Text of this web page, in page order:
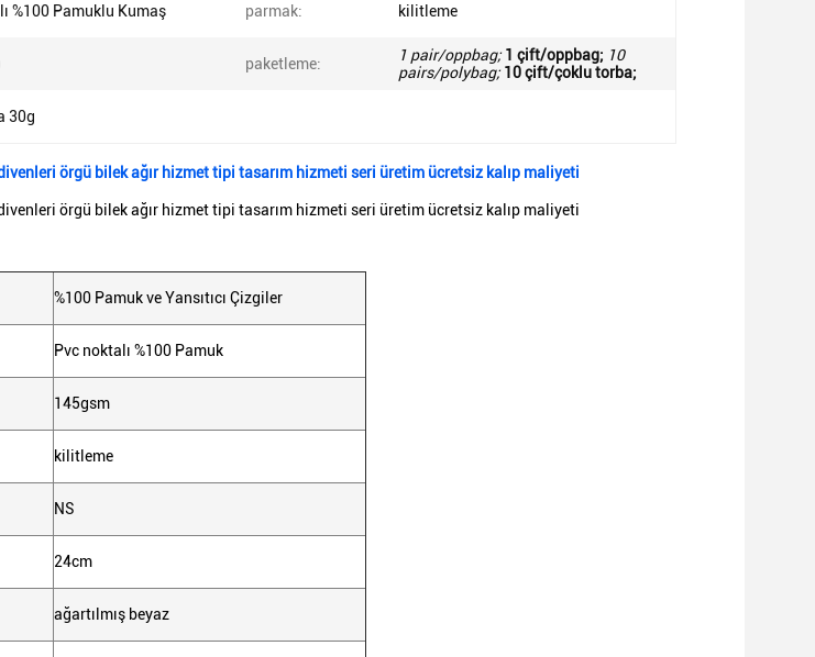
%100 Pamuklu Kumaş parmak: kilitleme
paketleme: 1 pair/oppbag; 1 çift/oppbag; 10
pairs/polybag; 10 çift/çoklu torba;
30g
örgü bilek ağır hizmet tipi tasarım hizmeti seri üretim ücretsiz kalıp maliyeti
örgü bilek ağır hizmet tipi tasarım hizmeti seri üretim ücretsiz kalıp maliyeti
%100 Pamuk ve Yansıtıcı Çizgiler
Pvc noktalı %100 Pamuk
145gsm
kilitleme
NS
24cm
ağartılmış beyaz